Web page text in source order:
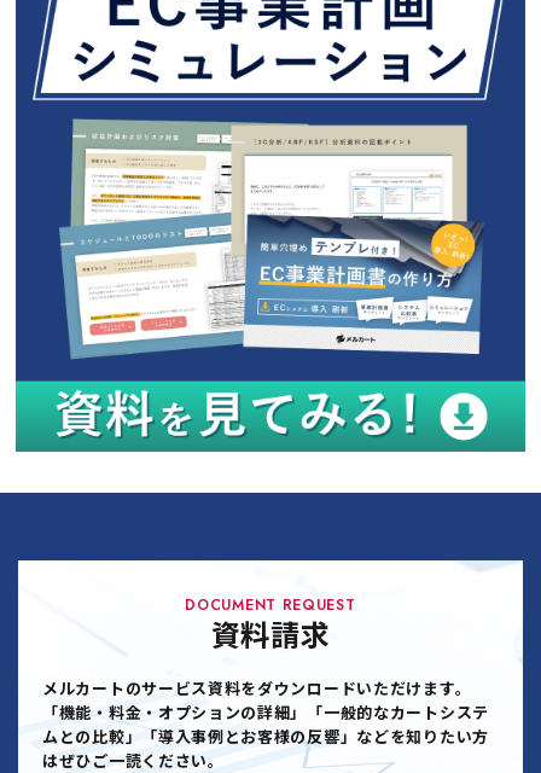
DOCUMENT REQUEST
資料請求
メルカートのサービス資料をダウンロードいただけます。
「機能・料金・オプションの詳細」「一般的なカートシステ
ムとの比較」「導入事例とお客様の反響」などを知りたい方
はぜひご一読ください。